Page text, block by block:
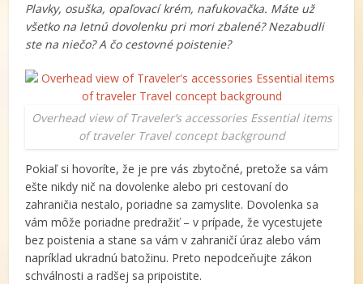
Plavky, osuška, opaľovací krém, nafukovačka. Máte už
všetko na letnú dovolenku pri mori zbalené? Nezabudli
ste na niečo? A čo cestovné poistenie?
Overhead view of Traveler’s accessories Essential items
of traveler Travel concept background
Pokiaľ si hovoríte, že je pre vás zbytočné, pretože sa vám
ešte nikdy nič na dovolenke alebo pri cestovaní do
zahraničia nestalo, poriadne sa zamyslite. Dovolenka sa
vám môže poriadne predražiť – v prípade, že vycestujete
bez poistenia a stane sa vám v zahraničí úraz alebo vám
napríklad ukradnú batožinu. Preto nepodceňujte zákon
schválnosti a radšej sa pripoistite.